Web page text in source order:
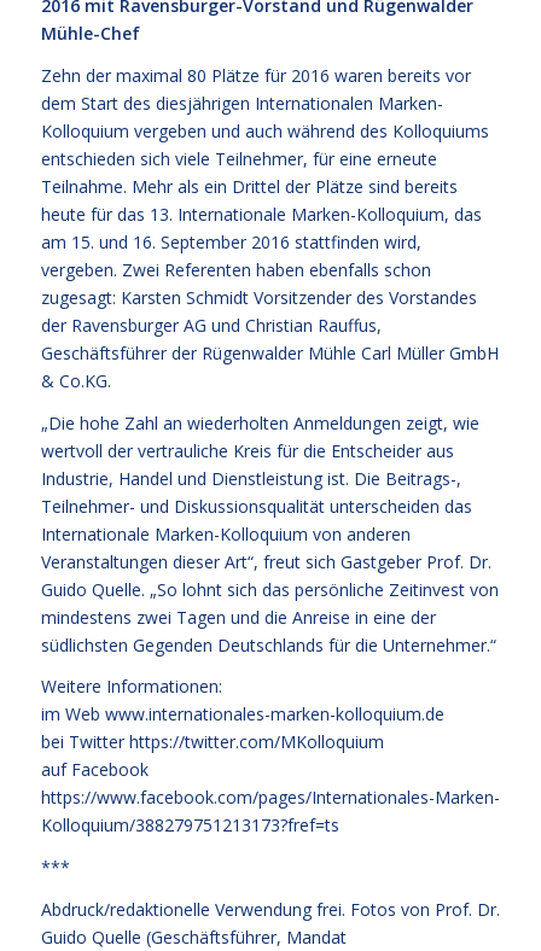
2016 mit Ravensburger-Vorstand und Rügenwalder
Mühle-Chef
Zehn der maximal 80 Plätze für 2016 waren bereits vor
dem Start des diesjährigen Internationalen Marken-
Kolloquium vergeben und auch während des Kolloquiums
entschieden sich viele Teilnehmer, für eine erneute
Teilnahme. Mehr als ein Drittel der Plätze sind bereits
heute für das 13. Internationale Marken-Kolloquium, das
am 15. und 16. September 2016 stattfinden wird,
vergeben. Zwei Referenten haben ebenfalls schon
zugesagt: Karsten Schmidt Vorsitzender des Vorstandes
der Ravensburger AG und Christian Rauffus,
Geschäftsführer der Rügenwalder Mühle Carl Müller GmbH
& Co.KG.
„Die hohe Zahl an wiederholten Anmeldungen zeigt, wie
wertvoll der vertrauliche Kreis für die Entscheider aus
Industrie, Handel und Dienstleistung ist. Die Beitrags-,
Teilnehmer- und Diskussionsqualität unterscheiden das
Internationale Marken-Kolloquium von anderen
Veranstaltungen dieser Art“, freut sich Gastgeber Prof. Dr.
Guido Quelle. „So lohnt sich das persönliche Zeitinvest von
mindestens zwei Tagen und die Anreise in eine der
südlichsten Gegenden Deutschlands für die Unternehmer.“
Weitere Informationen:
im Web www.internationales-marken-kolloquium.de
bei Twitter https://twitter.com/MKolloquium
auf Facebook
https://www.facebook.com/pages/Internationales-Marken-
Kolloquium/388279751213173?fref=ts
***
Abdruck/redaktionelle Verwendung frei. Fotos von Prof. Dr.
Guido Quelle (Geschäftsführer, Mandat